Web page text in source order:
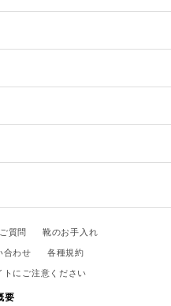
質問
靴のお手入れ
合わせ
各種規約
にご注意ください
要